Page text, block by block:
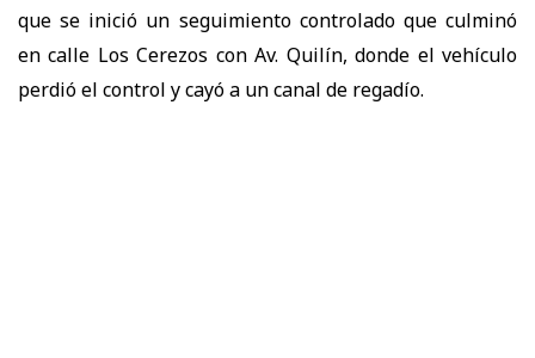
que se inició un seguimiento controlado que culminó
en calle Los Cerezos con Av. Quilín, donde el vehículo
perdió el control y cayó a un canal de regadío.